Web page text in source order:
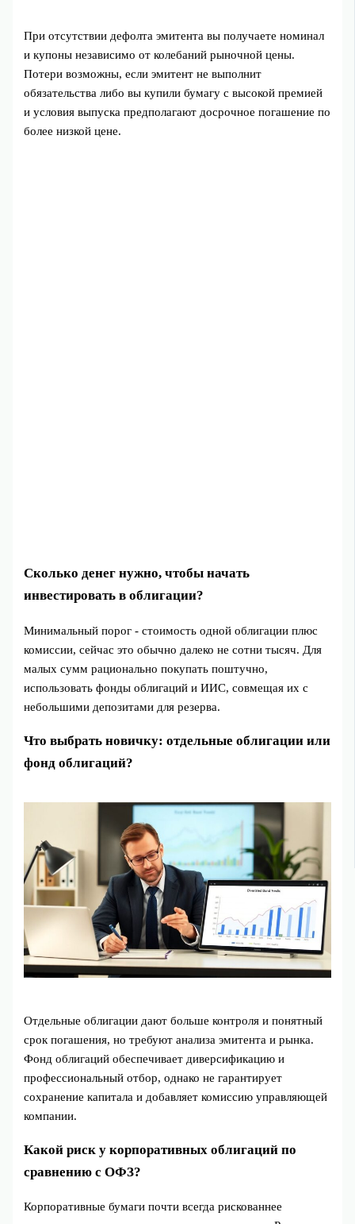
При отсутствии дефолта эмитента вы получаете номинал
и купоны независимо от колебаний рыночной цены.
Потери возможны, если эмитент не выполнит
обязательства либо вы купили бумагу с высокой премией
и условия выпуска предполагают досрочное погашение по
более низкой цене.
Сколько денег нужно, чтобы начать
инвестировать в облигации?
Минимальный порог - стоимость одной облигации плюс
комиссии, сейчас это обычно далеко не сотни тысяч. Для
малых сумм рационально покупать поштучно,
использовать фонды облигаций и ИИС, совмещая их с
небольшими депозитами для резерва.
Что выбрать новичку: отдельные облигации или
фонд облигаций?
Отдельные облигации дают больше контроля и понятный
срок погашения, но требуют анализа эмитента и рынка.
Фонд облигаций обеспечивает диверсификацию и
профессиональный отбор, однако не гарантирует
сохранение капитала и добавляет комиссию управляющей
компании.
Какой риск у корпоративных облигаций по
сравнению с ОФЗ?
Корпоративные бумаги почти всегда рискованнее